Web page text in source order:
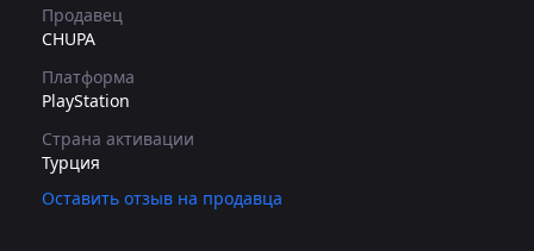
Продавец
CHUPA
Платформа
PlayStation
Страна активации
Турция
Оставить отзыв на продавца